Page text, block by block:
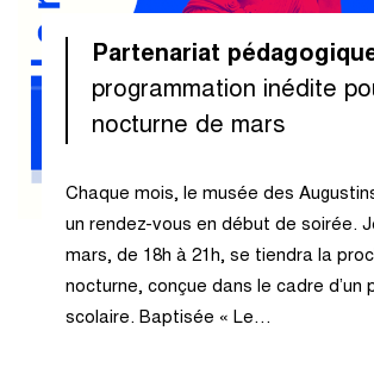
Partenariat
programmation inédite
nocturne de mars
Chaque mois, le musée des
un rendez-vous en début de soirée.
mars, de 18h à 21h, se tiendra la
nocturne, conçue dans le cadre d’un
scolaire. Baptisée « Le…